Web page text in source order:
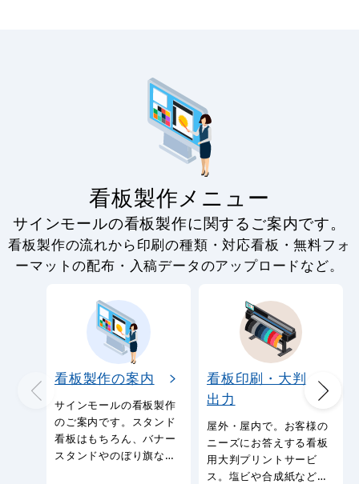
看板製作メニュー
サインモールの看板製作に関するご案内です。
看板製作の流れから印刷の種類・対応看板・無料フォ
ーマットの配布・入稿データのアップロードなど。
看板製作の案内
サインモールの看板製作
のご案内です。スタンド
看板はもちろん、バナー
スタンドやのぼり旗など
看板印刷・大判
出力
屋外・屋内で。お客様の
ニーズにお答えする看板
用大判プリントサービ
ス。塩ビや合成紙など看